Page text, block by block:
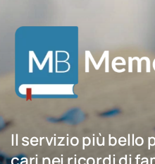
Il servizio più bello